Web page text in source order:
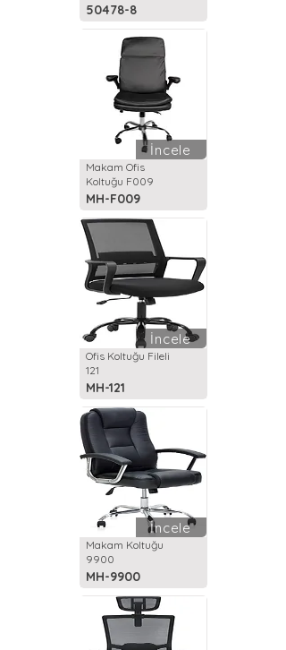
50478-8
İncele
Makam Ofis
Koltuğu F009
MH-F009
İncele
Ofis Koltuğu Fileli
121
MH-121
İncele
Makam Koltuğu
9900
MH-9900